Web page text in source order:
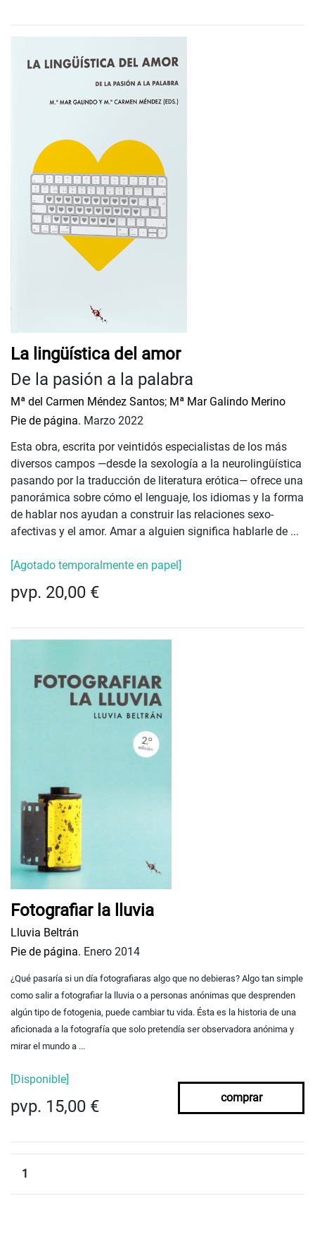
La lingüística del amor
De la pasión a la palabra
Mª del Carmen Méndez Santos; Mª Mar Galindo Merino
Pie de página. Marzo 2022
Esta obra, escrita por veintidós especialistas de los más
diversos campos —desde la sexología a la neurolingüística
pasando por la traducción de literatura erótica— ofrece una
panorámica sobre cómo el lenguaje, los idiomas y la forma
de hablar nos ayudan a construir las relaciones sexo-
afectivas y el amor. Amar a alguien significa hablarle de ...
[Agotado temporalmente en papel]
pvp. 20,00 €
Fotografiar la lluvia
Lluvia Beltrán
Pie de página. Enero 2014
¿Qué pasaría si un día fotografiaras algo que no debieras? Algo tan simple
como salir a fotografiar la lluvia o a personas anónimas que desprenden
algún tipo de fotogenia, puede cambiar tu vida. Ésta es la historia de una
aficionada a la fotografía que solo pretendía ser observadora anónima y
mirar el mundo a ...
[Disponible]
pvp. 15,00 € comprar
1